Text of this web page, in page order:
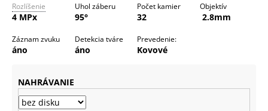
Rozlíšenie
4 MPx
Uhol záberu
95°
Počet kamier
32
Objektív
2.8mm
Záznam zvuku
áno
Detekcia tváre
áno
Prevedenie:
Kovové
NAHRÁVANIE
O
d
ú